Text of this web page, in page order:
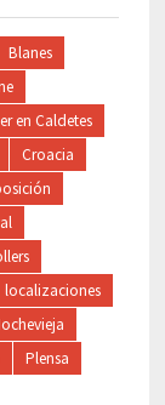
Blanes
en Caldetes
Croacia
localizaciones
Plensa